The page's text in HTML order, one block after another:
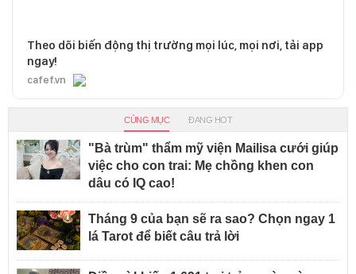
Theo dõi biến động thị trường mọi lúc, mọi nơi, tải app
ngay!
cafef.vn
CÙNG MỤC ĐANG HOT
"Bà trùm" thẩm mỹ viện Mailisa cưới giúp
việc cho con trai: Mẹ chồng khen con
dâu có IQ cao!
Tháng 9 của bạn sẽ ra sao? Chọn ngay 1
lá Tarot để biết câu trả lời